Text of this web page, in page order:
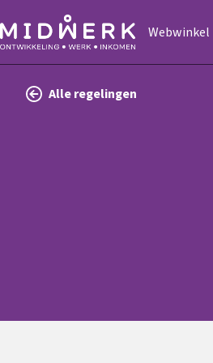
Webwinkel
Alle regelingen